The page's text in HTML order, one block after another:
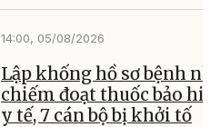
14:00, 05/08/2026
Lập khống hồ sơ bệnh
chiếm đoạt thuốc bảo
y tế, 7 cán bộ bị khởi tố